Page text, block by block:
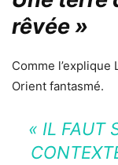
rêvée »
Comme l’explique
Orient fantasmé.
« IL FAUT